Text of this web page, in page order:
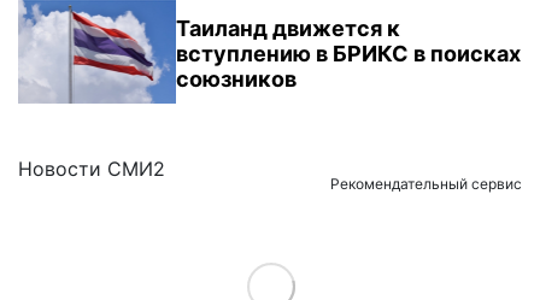
Таиланд движется к
вступлению в БРИКС в поисках
союзников
Новости СМИ2
Рекомендательный сервис
Load More